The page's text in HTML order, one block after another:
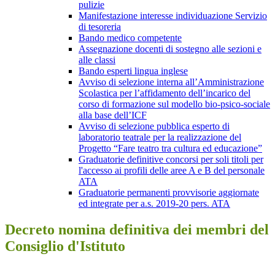
pulizie
Manifestazione interesse individuazione Servizio
di tesoreria
Bando medico competente
Assegnazione docenti di sostegno alle sezioni e
alle classi
Bando esperti lingua inglese
Avviso di selezione interna all’Amministrazione
Scolastica per l’affidamento dell’incarico del
corso di formazione sul modello bio-psico-sociale
alla base dell’ICF
Avviso di selezione pubblica esperto di
laboratorio teatrale per la realizzazione del
Progetto “Fare teatro tra cultura ed educazione”
Graduatorie definitive concorsi per soli titoli per
l'accesso ai profili delle aree A e B del personale
ATA
Graduatorie permanenti provvisorie aggiornate
ed integrate per a.s. 2019-20 pers. ATA
Decreto nomina definitiva dei membri del
Consiglio d'Istituto